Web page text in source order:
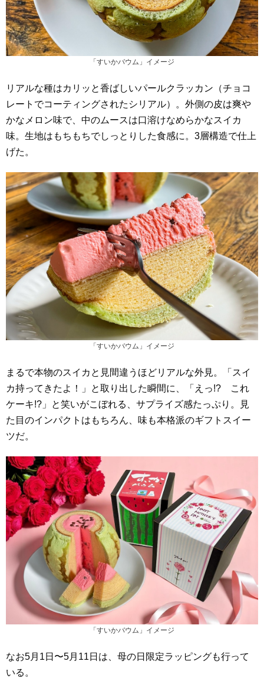
「すいかバウム」イメージ
リアルな種はカリッと香ばしいパールクラッカン（チョコ
レートでコーティングされたシリアル）。外側の皮は爽や
かなメロン味で、中のムースは口溶けなめらかなスイカ
味。生地はもちもちでしっとりした食感に。3層構造で仕上
げた。
「すいかバウム」イメージ
まるで本物のスイカと見間違うほどリアルな外見。「スイ
カ持ってきたよ！」と取り出した瞬間に、「えっ!? これ
ケーキ!?」と笑いがこぼれる、サプライズ感たっぷり。見
た目のインパクトはもちろん、味も本格派のギフトスイー
ツだ。
「すいかバウム」イメージ
なお5月1日〜5月11日は、母の日限定ラッピングも行って
いる。